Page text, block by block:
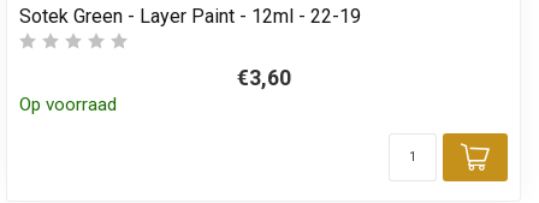
Sotek Green - Layer Paint - 12ml - 22-19
€3,60
Op voorraad